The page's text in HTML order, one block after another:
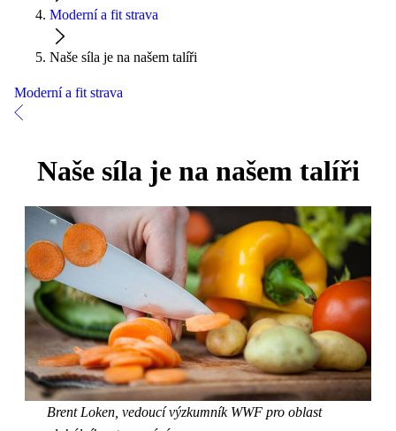
Moderní a fit strava
Naše síla je na našem talíři
Moderní a fit strava
Naše síla je na našem talíři
Brent Loken, vedoucí výzkumník WWF pro oblast